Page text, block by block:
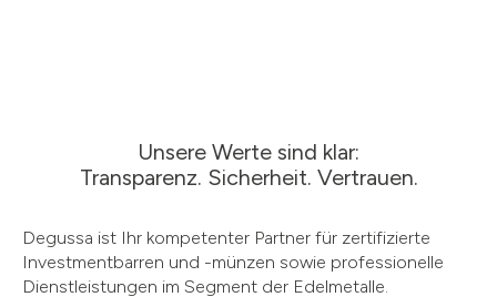
Unsere Werte sind klar:
Transparenz. Sicherheit. Vertrauen.
Degussa ist Ihr kompetenter Partner für zertifizierte
Investmentbarren und -münzen sowie professionelle
Dienstleistungen im Segment der Edelmetalle.